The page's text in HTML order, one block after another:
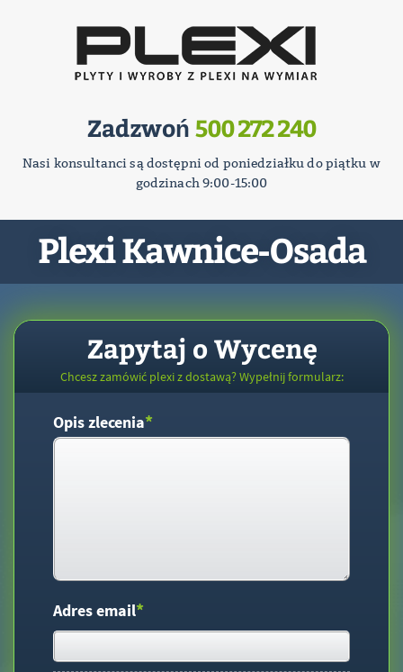
Zadzwoń 500 272 240
Nasi konsultanci są dostępni od poniedziałku do piątku w
godzinach 9:00-15:00
Plexi Kawnice-Osada
Zapytaj o Wycenę
Chcesz zamówić plexi z dostawą? Wypełnij formularz:
Opis zlecenia*
Adres email*